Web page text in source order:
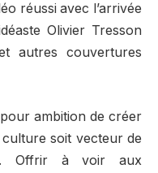
réussi avec l’arrivée
Olivier Tresson
autres couvertures
ambition de créer
soit vecteur de
Offrir à voir aux